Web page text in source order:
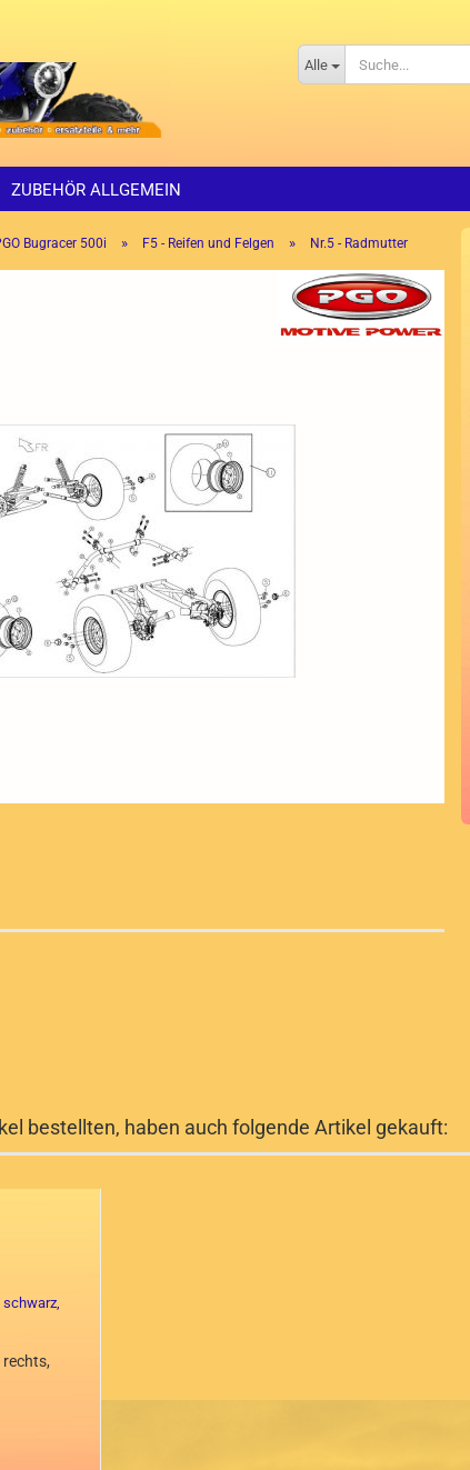
Alle
ZUBEHÖR ALLGEMEIN
Bugracer 500i » F5 - Reifen und Felgen » Nr.5 - Radmutter
bestellten, haben auch folgende Artikel gekauft:
rechts,